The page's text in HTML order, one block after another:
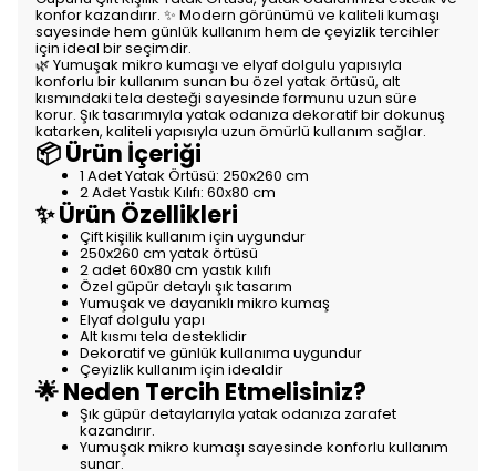
konfor kazandırır. ✨ Modern görünümü ve kaliteli kumaşı
sayesinde hem günlük kullanım hem de çeyizlik tercihler
için ideal bir seçimdir.
🌿 Yumuşak mikro kumaşı ve elyaf dolgulu yapısıyla
konforlu bir kullanım sunan bu özel yatak örtüsü, alt
kısmındaki tela desteği sayesinde formunu uzun süre
korur. Şık tasarımıyla yatak odanıza dekoratif bir dokunuş
katarken, kaliteli yapısıyla uzun ömürlü kullanım sağlar.
📦 Ürün İçeriği
1 Adet Yatak Örtüsü: 250x260 cm
2 Adet Yastık Kılıfı: 60x80 cm
✨ Ürün Özellikleri
Çift kişilik kullanım için uygundur
250x260 cm yatak örtüsü
2 adet 60x80 cm yastık kılıfı
Özel güpür detaylı şık tasarım
Yumuşak ve dayanıklı mikro kumaş
Elyaf dolgulu yapı
Alt kısmı tela desteklidir
Dekoratif ve günlük kullanıma uygundur
Çeyizlik kullanım için idealdir
🌟 Neden Tercih Etmelisiniz?
Şık güpür detaylarıyla yatak odanıza zarafet
kazandırır.
Yumuşak mikro kumaşı sayesinde konforlu kullanım
sunar.